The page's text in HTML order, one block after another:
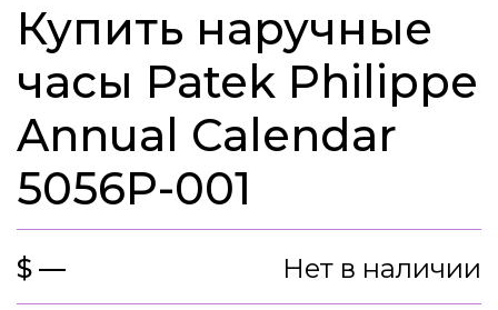
Купить наручные
часы Patek Philippe
Annual Calendar
5056P-001
$ — Нет в наличии